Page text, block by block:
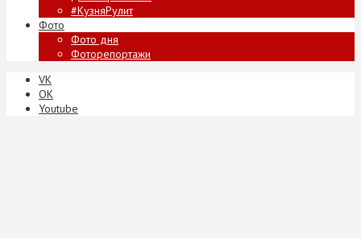
#КузняРулит
Фото
Фото дня
Фоторепортажи
VK
ОК
Youtube